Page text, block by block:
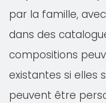
par la famille,
dans des
compositions
existantes si elles
peuvent être